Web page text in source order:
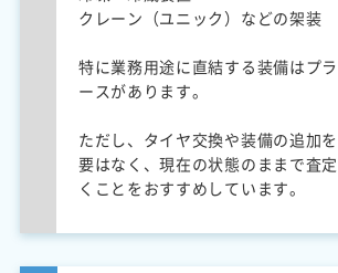
クレーン（ユニック）などの架装
特に業務用途に直結する装備はプ
ースがあります。
ただし、タイヤ交換や装備の追加
要はなく、現在の状態のままで査
くことをおすすめしています。